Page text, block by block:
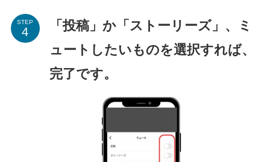
STEP
「投稿」か「ストーリーズ」、ミ
ュートしたいものを選択すれば、
完了です。